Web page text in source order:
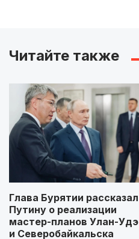
Читайте также
Глава Бурятии рассказал
Путину о реализации
мастер-планов Улан-Удэ
и Северобайкальска